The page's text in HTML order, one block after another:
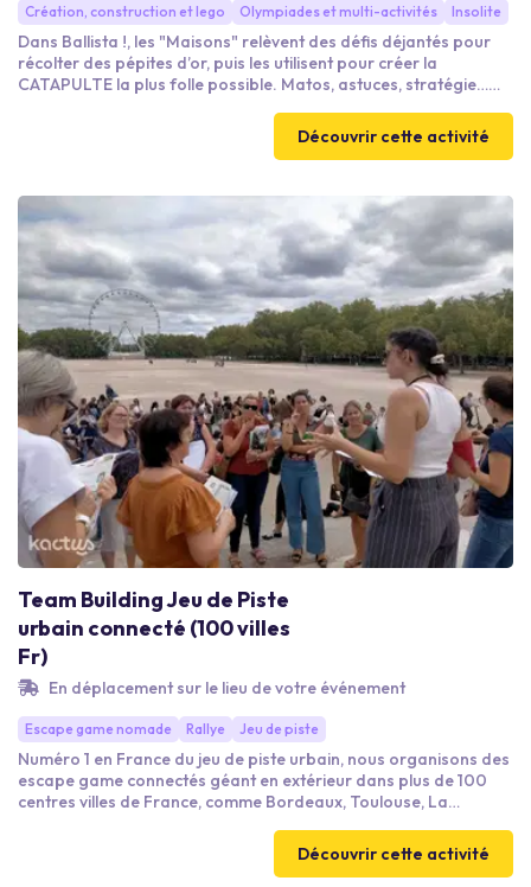
Création, construction et lego Olympiades et multi-activités Insolite
Dans Ballista !, les "Maisons" relèvent des défis déjantés pour
récolter des pépites d’or, puis les utilisent pour créer la
CATAPULTE la plus folle possible. Matos, astuces, stratégie…
festival de tirs, d’adresse et de suspense. Un team-building fun,
énergique et ultra fédérateur, où chacun contribue à faire
Découvrir cette activité
Team Building Jeu de Piste
urbain connecté (100 villes
Fr)
En déplacement sur le lieu de votre événement
Escape game nomade Rallye Jeu de piste
Numéro 1 en France du jeu de piste urbain, nous organisons des
escape game connectés géant en extérieur dans plus de 100
centres villes de France, comme Bordeaux, Toulouse, La
équipes de 3 à 5 personnes, vous disposez de 60 minutes pour
résoudre des énigmes et relever des défis dans les rues de la
Découvrir cette activité